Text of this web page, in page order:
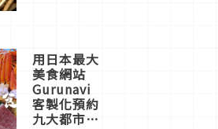
用日本最大
美食網站
Gurunavi
客製化預約
九大都市餐